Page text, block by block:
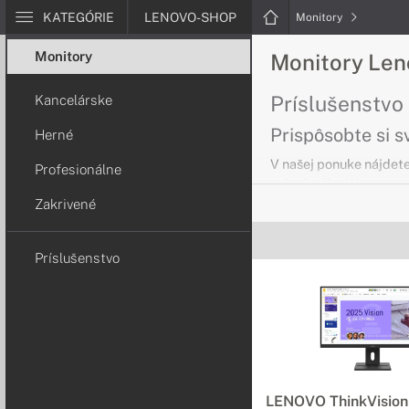
KATEGÓRIE LENOVO-SHOP Monitory
Monitory
Kancelárske
Herné
Profesionálne
Zakrivené
Príslušenstvo
Monitory
Prispôsobte si
V našej ponuke
najpohodlnejšia.
Kancelárske
Skvelé pre
Monitory Lenovo sa
aj pri bežnej práci v
Herné
Pripravené do
LENOVO